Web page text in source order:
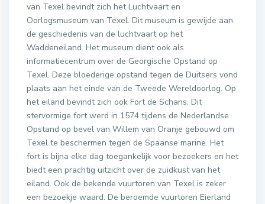
van Texel bevindt zich het Luchtvaart en
Oorlogsmuseum van Texel. Dit museum is gewijde aan
de geschiedenis van de luchtvaart op het
Waddeneiland. Het museum dient ook als
informatiecentrum over de Georgische Opstand op
Texel. Deze bloederige opstand tegen de Duitsers vond
plaats aan het einde van de Tweede Wereldoorlog. Op
het eiland bevindt zich ook Fort de Schans. Dit
stervormige fort werd in 1574 tijdens de Nederlandse
Opstand op bevel van Willem van Oranje gebouwd om
Texel te beschermen tegen de Spaanse marine. Het
fort is bijna elke dag toegankelijk voor bezoekers en het
biedt een prachtig uitzicht over de zuidkust van het
eiland. Ook de bekende vuurtoren van Texel is zeker
een bezoekje waard. De beroemde vuurtoren Eierland